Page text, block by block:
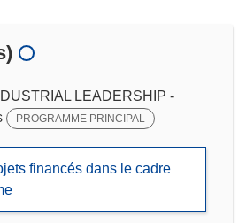
LEADERSHIP -
PROGRAMME PRINCIPAL
financés dans le cadre